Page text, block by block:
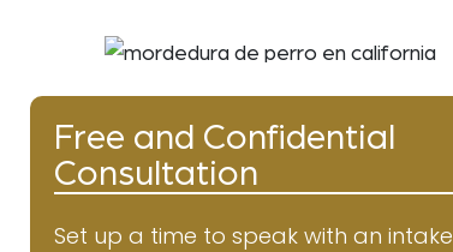
Free and Confidential
Consultation
Set up a time to speak with an intake